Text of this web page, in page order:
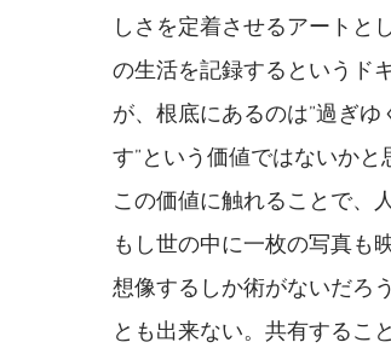
しさを定着させるアートと
の生活を記録するというド
が、根底にあるのは”過ぎ
す”という価値ではないかと
この価値に触れることで、
もし世の中に一枚の写真も
想像するしか術がないだろ
とも出来ない。共有するこ